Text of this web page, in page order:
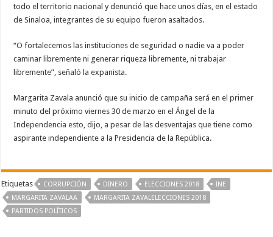
todo el territorio nacional y denunció que hace unos días, en el estado
de Sinaloa, integrantes de su equipo fueron asaltados.
“O fortalecemos las instituciones de seguridad o nadie va a poder
caminar libremente ni generar riqueza libremente, ni trabajar
libremente”, señaló la expanista.
Margarita Zavala anunció que su inicio de campaña será en el primer
minuto del próximo viernes 30 de marzo en el Ángel de la
Independencia esto, dijo, a pesar de las desventajas que tiene como
aspirante independiente a la Presidencia de la República.
Etiquetas CORRUPCIÓN DINERO ELECCIONES 2018
INE
MARGARITA ZAVALAA
MARGARITA ZAVALELECCIONES 2018
PARTIDOS POLÍTICOS